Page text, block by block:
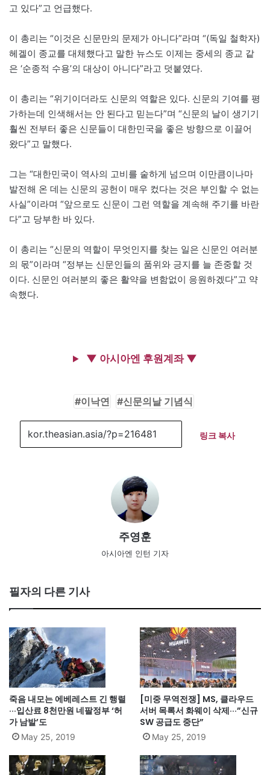
고 있다”고 언급했다.
이 총리는 “이것은 신문만의 문제가 아니다”라며 “(독일 철학자)
헤겔이 종교를 대체했다고 말한 뉴스도 이제는 중세의 종교 같
은 ‘순종적 수용’의 대상이 아니다”라고 덧붙였다.
이 총리는 “위기이더라도 신문의 역할은 있다. 신문의 기여를 평
가하는데 인색해서는 안 된다고 믿는다”며 “신문의 날이 생기기
훨씬 전부터 좋은 신문들이 대한민국을 좋은 방향으로 이끌어
왔다”고 말했다.
그는 “대한민국이 역사의 고비를 숱하게 넘으며 이만큼이나마
발전해 온 데는 신문의 공헌이 매우 컸다는 것은 부인할 수 없는
사실”이라며 “앞으로도 신문이 그런 역할을 계속해 주기를 바란
다”고 당부한 바 있다.
이 총리는 “신문의 역할이 무엇인지를 찾는 일은 신문인 여러분
의 몫”이라며 “정부는 신문인들의 품위와 긍지를 늘 존중할 것
이다. 신문인 여러분의 좋은 활약을 변함없이 응원하겠다”고 약
속했다.
▼ 아시아엔 후원계좌 ▼
이낙연 신문의날 기념식
링크 복사
주영훈
아시아엔 인턴 기자
필자의 다른 기사
죽음 내모는 에베레스트 긴 행렬
···입산료 8천만원 네팔정부 ‘허
가 남발’도
May 25, 2019
[미중 무역전쟁] MS, 클라우드
서버 목록서 화웨이 삭제···”신규
SW 공급도 중단”
May 25, 2019